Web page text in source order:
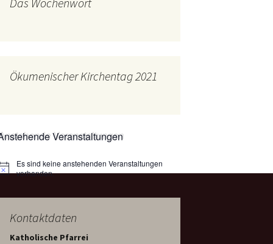
Arbeitsgruppen
(Zukunftswerkstatt)
Ökumenischer Kirchentag 2021
Veranstaltungen
Es sind keine anstehenden Veranstaltungen
vorhanden.
Kontaktdaten
Katholische Pfarrei